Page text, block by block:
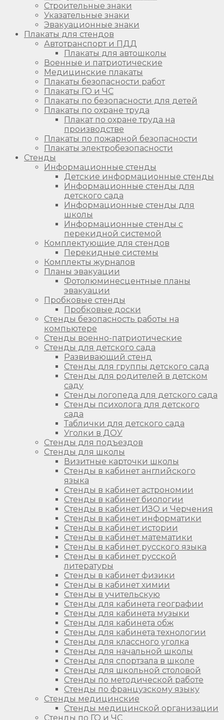
Строительные знаки
Указательные знаки
Эвакуационные знаки
Плакаты для стендов
Автотранспорт и ПДД
Плакаты для автошколы
Военные и патриотические
Медицинские плакаты
Плакаты безопасности работ
Плакаты ГО и ЧС
Плакаты по безопасности для детей
Плакаты по охране труда
Плакат по охране труда на
производстве
Плакаты по пожарной безопасности
Плакаты электробезопасности
Стенды
Информационные стенды
Детские информационные стенды
Информационные стенды для
детского сада
Информационные стенды для
школы
Информационные стенды с
перекидной системой
Комплектующие для стендов
Перекидные системы
Комплекты журналов
Планы эвакуации
Фотолюминесцентные планы
эвакуации
Пробковые стенды
Пробковые доски
Стенды безопасность работы на
компьютере
Стенды военно-патриотические
Стенды для детского сада
Развивающий стенд
Стенды для группы детского сада
Стенды для родителей в детском
саду
Стенды логопеда для детского сада
Стенды психолога для детского
сада
Таблички для детского сада
Уголки в ДОУ
Стенды для подъездов
Стенды для школы
Визитные карточки школы
Стенды в кабинет английского
языка
Стенды в кабинет астрономии
Стенды в кабинет биологии
Стенды в кабинет ИЗО и Черчения
Стенды в кабинет информатики
Стенды в кабинет истории
Стенды в кабинет математики
Стенды в кабинет русского языка
Стенды в кабинет русской
литературы
Стенды в кабинет физики
Стенды в кабинет химии
Стенды в учительскую
Стенды для кабинета географии
Стенды для кабинета музыки
Стенды для кабинета обж
Стенды для кабинета технологии
Стенды для классного уголка
Стенды для начальной школы
Стенды для спортзала в школе
Стенды для школьной столовой
Стенды по методической работе
Стенды по французскому языку
Стенды медицинские
Стенды медицинской организации
Стенды по ГО и ЧС